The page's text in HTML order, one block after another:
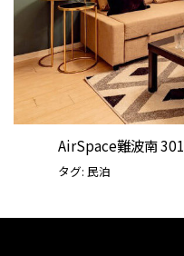
AirSpace難波南 301
タグ: 民泊